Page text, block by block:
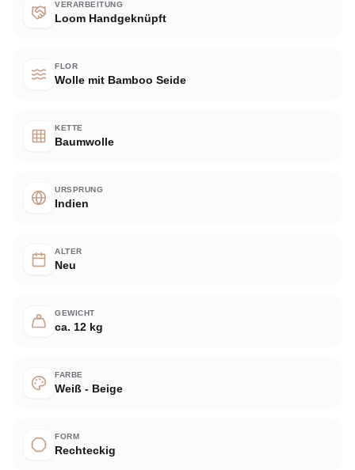
VERARBEITUNG
Loom Handgeknüpft
FLOR
Wolle mit Bamboo Seide
KETTE
Baumwolle
URSPRUNG
Indien
ALTER
Neu
GEWICHT
ca. 12 kg
FARBE
Weiß - Beige
FORM
Rechteckig